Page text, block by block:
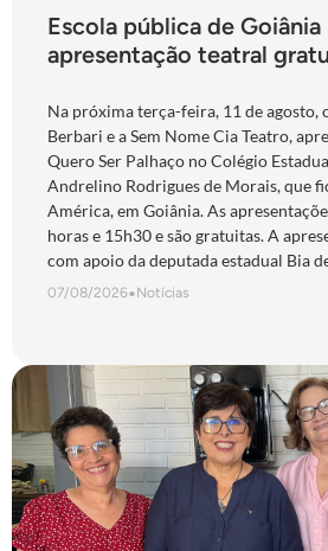
Escola pública de
apresentação teatral
Na próxima terça-feira, 11 de agosto,
Berbari e a Sem Nome Cia Teatro,
Quero Ser Palhaço no Colégio
Andrelino Rodrigues de Morais, que
América, em Goiânia. As
horas e 15h30 e são gratuitas. A
com apoio da deputada estadual Bia
07/08/2026•Notícias